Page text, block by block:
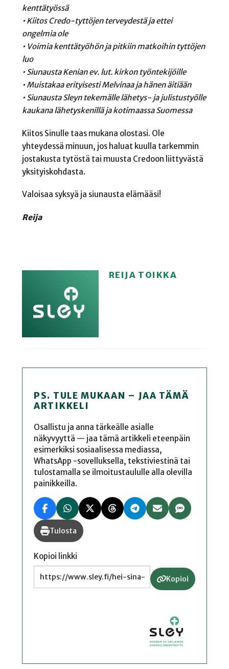
kenttätyössä
• Kiitos Credo-tyttöjen terveydestä ja ettei
ongelmia ole
• Voimia kenttätyöhön ja pitkiin matkoihin tyttöjen
luo
• Siunausta Kenian ev. lut. kirkon työntekijöille
• Muistakaa erityisesti Melvinaa ja hänen äitiään
• Siunausta Sleyn tekemälle lähetys- ja julistustyölle
kaukana lähetyskenillä ja kotimaassa Suomessa
Kiitos Sinulle taas mukana olostasi. Ole
yhteydessä minuun, jos haluat kuulla tarkemmin
jostakusta tytöstä tai muusta Credoon liittyvästä
yksityiskohdasta.
Valoisaa syksyä ja siunausta elämääsi!
Reija
REIJA TOIKKA
PS. TULE MUKAAN – JAA TÄMÄ
ARTIKKELI
Osallistu ja anna tärkeälle asialle
näkyvyyttä — jaa tämä artikkeli eteenpäin
esimerkiksi sosiaalisessa mediassa,
WhatsApp -sovelluksella, tekstiviestinä tai
tulostamalla se ilmoitustaululle alla olevilla
painikkeilla.
Tulosta
Kopioi linkki
Kopioi